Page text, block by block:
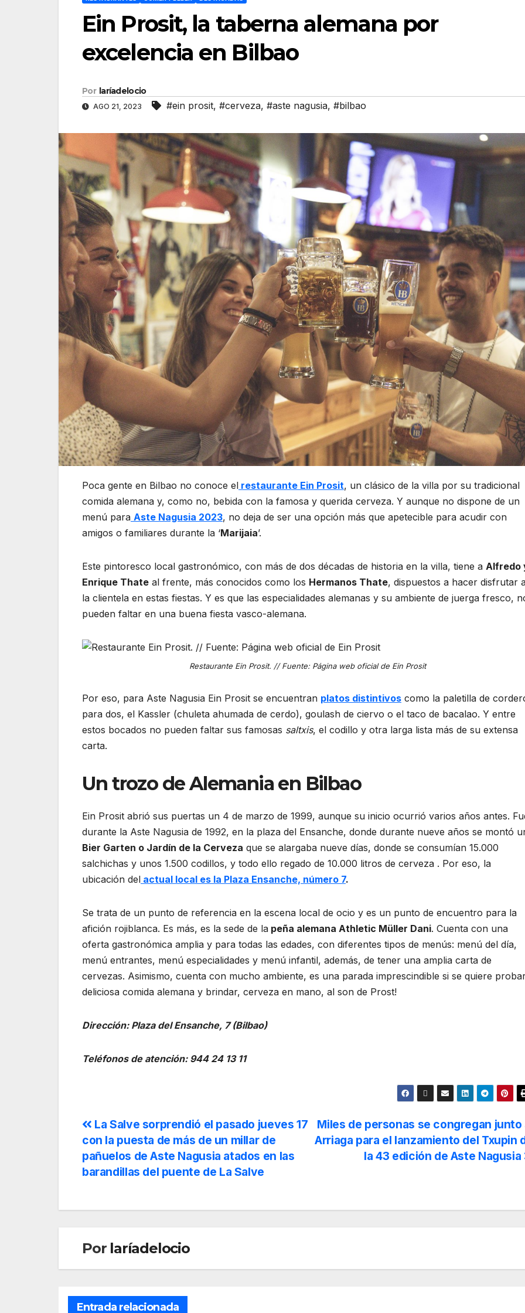
Ein Prosit, la taberna alemana por
excelencia en Bilbao
Por laríadelocio
AGO 21, 2023 #ein prosit, #cerveza, #aste nagusia, #bilbao
Poca gente en Bilbao no conoce el restaurante Ein Prosit, un clásico de la villa por su tradicional
comida alemana y, como no, bebida con la famosa y querida cerveza. Y aunque no dispone de un
menú para Aste Nagusia 2023, no deja de ser una opción más que apetecible para acudir con
amigos o familiares durante la ‘Marijaia’.
Este pintoresco local gastronómico, con más de dos décadas de historia en la villa, tiene a Alfredo
Enrique Thate al frente, más conocidos como los Hermanos Thate, dispuestos a hacer disfrutar
la clientela en estas fiestas. Y es que las especialidades alemanas y su ambiente de juerga fresco,
pueden faltar en una buena fiesta vasco-alemana.
Restaurante Ein Prosit. // Fuente: Página web oficial de Ein Prosit
Por eso, para Aste Nagusia Ein Prosit se encuentran platos distintivos como la paletilla de
para dos, el Kassler (chuleta ahumada de cerdo), goulash de ciervo o el taco de bacalao. Y entre
estos bocados no pueden faltar sus famosas saltxis, el codillo y otra larga lista más de su extensa
carta.
Un trozo de Alemania en Bilbao
Ein Prosit abrió sus puertas un 4 de marzo de 1999, aunque su inicio ocurrió varios años antes.
durante la Aste Nagusia de 1992, en la plaza del Ensanche, donde durante nueve años se montó
Bier Garten o Jardín de la Cerveza que se alargaba nueve días, donde se consumían 15.000
salchichas y unos 1.500 codillos, y todo ello regado de 10.000 litros de cerveza . Por eso, la
ubicación del actual local es la Plaza Ensanche, número 7.
Se trata de un punto de referencia en la escena local de ocio y es un punto de encuentro para la
afición rojiblanca. Es más, es la sede de la peña alemana Athletic Müller Dani. Cuenta con una
oferta gastronómica amplia y para todas las edades, con diferentes tipos de menús: menú del día,
menú entrantes, menú especialidades y menú infantil, además, de tener una amplia carta de
cervezas. Asimismo, cuenta con mucho ambiente, es una parada imprescindible si se quiere
deliciosa comida alemana y brindar, cerveza en mano, al son de Prost!
Dirección: Plaza del Ensanche, 7 (Bilbao)
Teléfonos de atención: 944 24 13 11
Miles de personas se congregan junto
Arriaga para el lanzamiento del Txupin
la 43 edición de Aste Nagusia
La Salve sorprendió el pasado jueves 17
con la puesta de más de un millar de
pañuelos de Aste Nagusia atados en las
barandillas del puente de La Salve
Por laríadelocio
Entrada relacionada